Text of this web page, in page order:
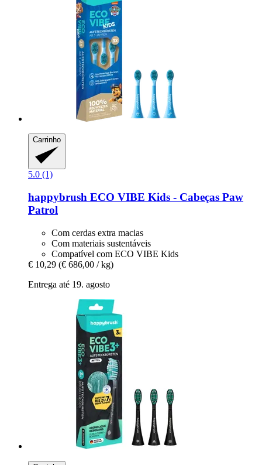
Carrinho
5.0 (1)
happybrush ECO VIBE Kids -​ Cabeças Paw
Patrol
Com cerdas extra macias
Com materiais sustentáveis
Compatível com ECO VIBE Kids
€ 10,29 (€ 686,00 / kg)
Entrega até 19. agosto